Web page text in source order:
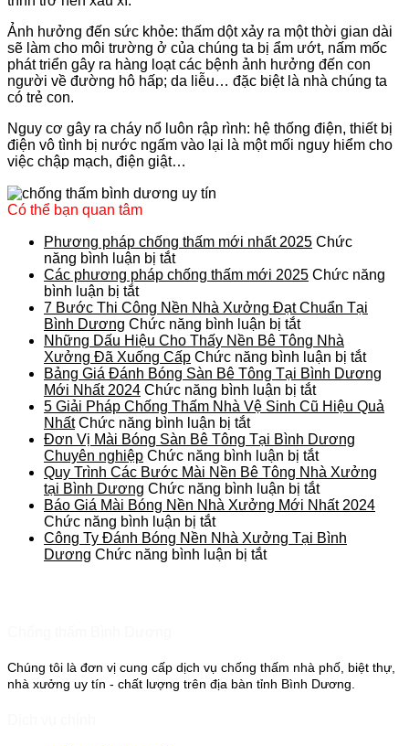
Ảnh hưởng đến sức khỏe: thấm dột xảy ra một thời gian dài
sẽ làm cho môi trường ở của chúng ta bị ẩm ướt, nấm mốc
phát triển gây ra hàng loạt các bệnh ảnh hưởng đến con
người về đường hô hấp; da liễu… đặc biệt là nhà chúng ta
có trẻ con.
Nguy cơ gây ra cháy nổ luôn rập rình: hệ thống điện, thiết bị
điện vô tình bị nước ngấm vào lại là một mối nguy hiểm cho
việc chập mạch, điện giật…
Có thể bạn quan tâm
Phương pháp chống thấm mới nhất 2025 Chức
năng bình luận bị tắtở
Phương
chống
thấm
mới
nhất
2025
Các phương pháp chống thấm mới 2025 Chức năng
bình luận bị tắtở
Các
phương
pháp
chống
thấm
mới
2025
7 Bước Thi Công Nền Nhà Xưởng Đạt Chuẩn Tại
Bình Dương Chức năng bình luận bị tắtở
7
Bước
Thi
Công
Nền
Xưởng
Đạt
Chuẩn
Tại
Bình
Những Dấu Hiệu Cho Thấy Nền Bê Tông Nhà
Xưởng Đã Xuống Cấp Chức năng bình luận bị tắtở
Hiệu
Bê
Nhà
Bảng Giá Đánh Bóng Sàn Bê Tông Tại Bình Dương
Mới Nhất 2024 Chức năng bình luận bị tắtở
Bảng
Đánh
Bóng
Sàn
Bê
Tông
Bình
5 Giải Pháp Chống Thấm Nhà Vệ Sinh Cũ Hiệu Quả
Nhất Chức năng bình luận bị tắtở
5
Giải
Pháp
Chống
Thấm
Vệ
Sinh
Đơn Vị Mài Bóng Sàn Bê Tông Tại Bình Dương
Chuyên nghiệp Chức năng bình luận bị tắtở
Đơn
Vị
Mài
Sàn
Quy Trình Các Bước Mài Nền Bê Tông Nhà Xưởng
tại Bình Dương Chức năng bình luận bị tắtở
Quy
Các
tại
Bình
Báo Giá Mài Bóng Nền Nhà Xưởng Mới Nhất 2024
Chức năng bình luận bị tắtở
Báo
Giá
Nhất
2024
Công Ty Đánh Bóng Nền Nhà Xưởng Tại Bình
Dương Chức năng bình luận bị tắtở
Xưởng
Tại
Chúng tôi là đơn vị cung cấp dịch vụ chống thấm nhà phố, biệt thự,
nhà xưởng uy tín - chất lượng trên địa bàn tỉnh Bình Dương.